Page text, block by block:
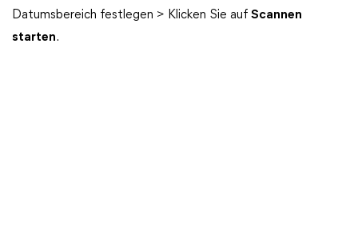
Datumsbereich festlegen > Klicken Sie auf Scannen
starten.